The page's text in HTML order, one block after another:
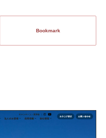
Bookmark